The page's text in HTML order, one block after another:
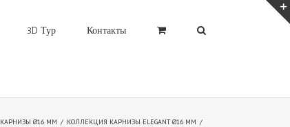
3D Тур Контакты
КАРНИЗЫ Ø16 ММ / КОЛЛЕКЦИЯ КАРНИЗЫ ELEGANT Ø16 ММ /